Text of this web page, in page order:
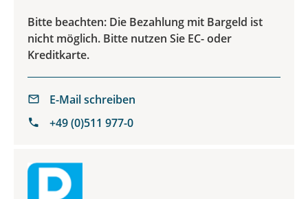
Bitte beachten: Die Bezahlung mit Bargeld ist
nicht möglich. Bitte nutzen Sie EC- oder
Kreditkarte.
E-Mail schreiben
+49 (0)511 977-0